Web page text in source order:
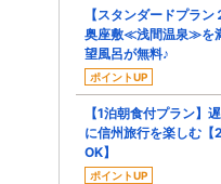
【スタンダードプラ
奥座敷≪浅間温泉≫を
望風呂が無料♪
ポイントUP
【1泊朝食付プラン】
に信州旅行を楽しむ【
OK】
ポイントUP